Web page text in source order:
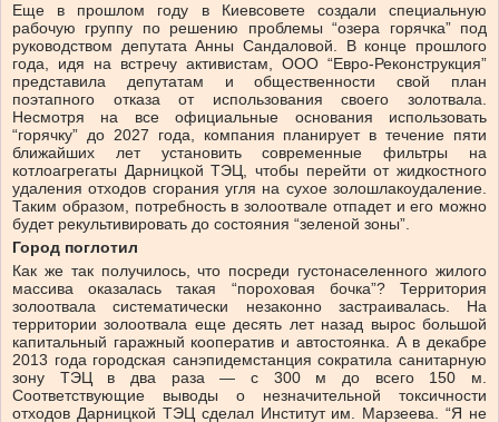
Еще в прошлом году в Киевсовете создали специальную
рабочую группу по решению проблемы “озера горячка” под
руководством депутата Анны Сандаловой. В конце прошлого
года, идя на встречу активистам, ООО “Евро-Реконструкция”
представила депутатам и общественности свой план
поэтапного отказа от использования своего золотвала.
Несмотря на все официальные основания использовать
“горячку” до 2027 года, компания планирует в течение пяти
ближайших лет установить современные фильтры на
котлоагрегаты Дарницкой ТЭЦ, чтобы перейти от жидкостного
удаления отходов сгорания угля на сухое золошлакоудаление.
Таким образом, потребность в золоотвале отпадет и его можно
будет рекультивировать до состояния “зеленой зоны”.
Город поглотил
Как же так получилось, что посреди густонаселенного жилого
массива оказалась такая “пороховая бочка”? Территория
золоотвала систематически незаконно застраивалась. На
территории золоотвала еще десять лет назад вырос большой
капитальный гаражный кооператив и автостоянка. А в декабре
2013 года городская санэпидемстанция сократила санитарную
зону ТЭЦ в два раза — с 300 м до всего 150 м.
Соответствующие выводы о незначительной токсичности
отходов Дарницкой ТЭЦ сделал Институт им. Марзеева. “Я не